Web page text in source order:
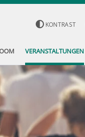
KONTRAST
VERANSTALTUNGEN